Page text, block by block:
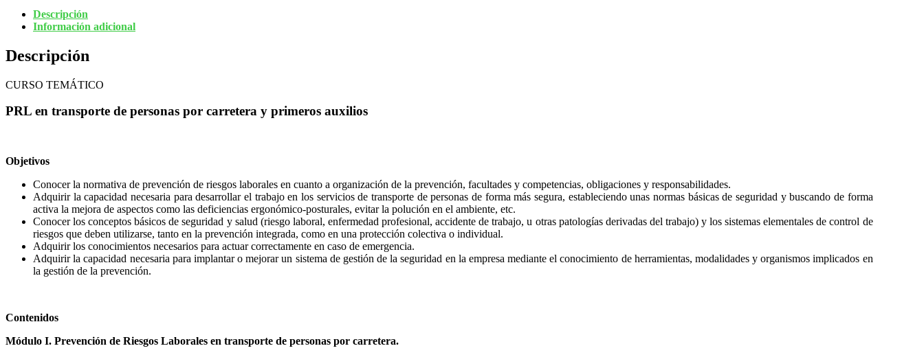
Descripción
Información adicional
Descripción
CURSO TEMÁTICO
PRL en transporte de personas por carretera y primeros auxilios
Objetivos
Conocer la normativa de prevención de riesgos laborales en cuanto a organización de la prevención, facultades y competencias, obligaciones y responsabilidades.
Adquirir la capacidad necesaria para desarrollar el trabajo en los servicios de transporte de personas de forma más segura, estableciendo unas normas básicas de seguridad y buscando de forma
activa la mejora de aspectos como las deficiencias ergonómico-posturales, evitar la polución en el ambiente, etc.
Conocer los conceptos básicos de seguridad y salud (riesgo laboral, enfermedad profesional, accidente de trabajo, u otras patologías derivadas del trabajo) y los sistemas elementales de control de
riesgos que deben utilizarse, tanto en la prevención integrada, como en una protección colectiva o individual.
Adquirir los conocimientos necesarios para actuar correctamente en caso de emergencia.
Adquirir la capacidad necesaria para implantar o mejorar un sistema de gestión de la seguridad en la empresa mediante el conocimiento de herramientas, modalidades y organismos implicados en
la gestión de la prevención.
Contenidos
Módulo I. Prevención de Riesgos Laborales en transporte de personas por carretera.